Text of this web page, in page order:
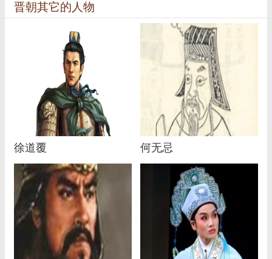
晋朝其它的人物
徐道覆 何无忌